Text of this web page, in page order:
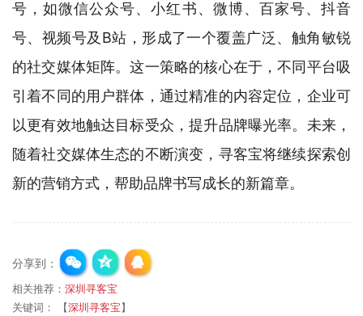
号，如微信公众号、小红书、微博、百家号、抖音
号、视频号及B站，形成了一个覆盖广泛、触角敏锐
的社交媒体矩阵。这一策略的核心在于，不同平台吸
引着不同的用户群体，通过精准的内容定位，企业可
以更有效地触达目标受众，提升品牌曝光率。未来，
随着社交媒体生态的不断演变，寻客宝将继续探索创
新的营销方式，帮助品牌书写成长的新篇章。
分享到：
相关推荐： 深圳寻客宝
关键词：
【深圳寻客宝 】